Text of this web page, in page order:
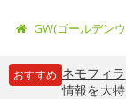
GW(ゴールデン
おすすめ ネモフィラ
情報を大